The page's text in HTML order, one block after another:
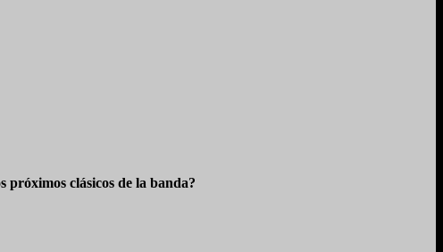
clásicos de la banda?